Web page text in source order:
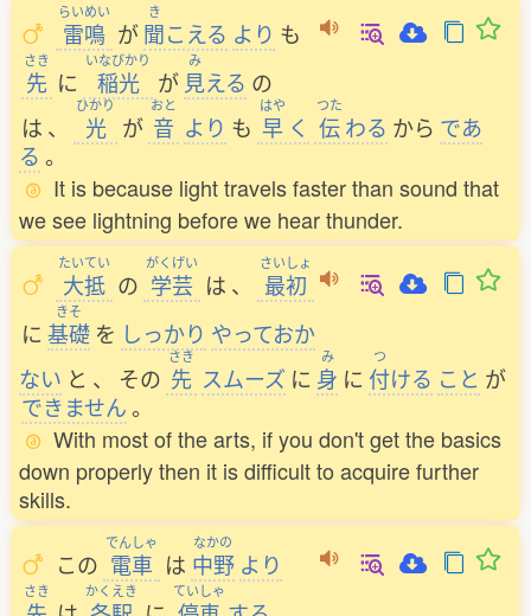
らいめい
雷鳴 が
き
聞こえる より も
さき
先 に
いなびかり
稲光 が
み
見える の
は 、
ひかり
光 が
おと
音 より も
はや
早 く
つた
伝わる から であ
る 。
It is because light travels faster than sound that
we see lightning before we hear thunder.
たいてい
大抵 の
がくげい
学芸 は 、
さいしょ
最初
に
きそ
基礎 を しっかり やっておか
ない と 、 その
さき
先 スムーズ に
み
身 に
つ
付ける こと が
できません。
With most of the arts, if you don't get the basics
down properly then it is difficult to acquire further
skills.
この
でんしゃ
電車 は
なかの
中野 より
さき かくえき ていしゃ